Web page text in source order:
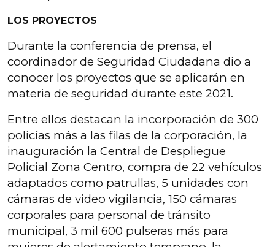
LOS PROYECTOS
Durante la conferencia de prensa, el
coordinador de Seguridad Ciudadana dio a
conocer los proyectos que se aplicarán en
materia de seguridad durante este 2021.
Entre ellos destacan la incorporación de 300
policías más a las filas de la corporación, la
inauguración la Central de Despliegue
Policial Zona Centro, compra de 22 vehículos
adaptados como patrullas, 5 unidades con
cámaras de video vigilancia, 150 cámaras
corporales para personal de tránsito
municipal, 3 mil 600 pulseras más para